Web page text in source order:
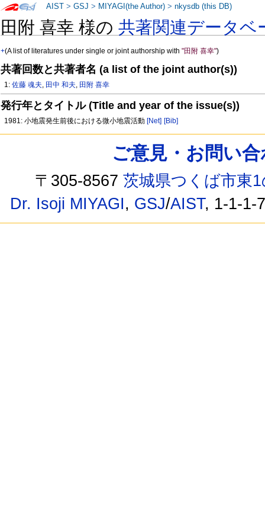
田附 喜幸 様の共著関連データベ
+(A list of literatures under single or joint authorship with"田附 喜幸")
共著回数と共著者名 (a list of the joint author(s))
1:佐藤 魂夫, 田中 和夫, 田附 喜幸
発行年とタイトル (Title and year of the issue(s))
1981: 小地震発生前後における微小地震活動 [Net] [Bib]
AIST >GSJ > MIYAGI(the Author) >nkysdb (this DB)
ご意見・お問い
〒305-8567茨城県つくば市東
Dr. Isoji MIYAGI, GSJ/AIST, 1-1-1-